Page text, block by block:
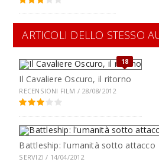
ARTICOLI DELLO STESSO
18
Il Cavaliere Oscuro, il ritorno
RECENSIONI FILM / 28/08/2012
Battleship: l'umanità sotto attacco
SERVIZI / 14/04/2012